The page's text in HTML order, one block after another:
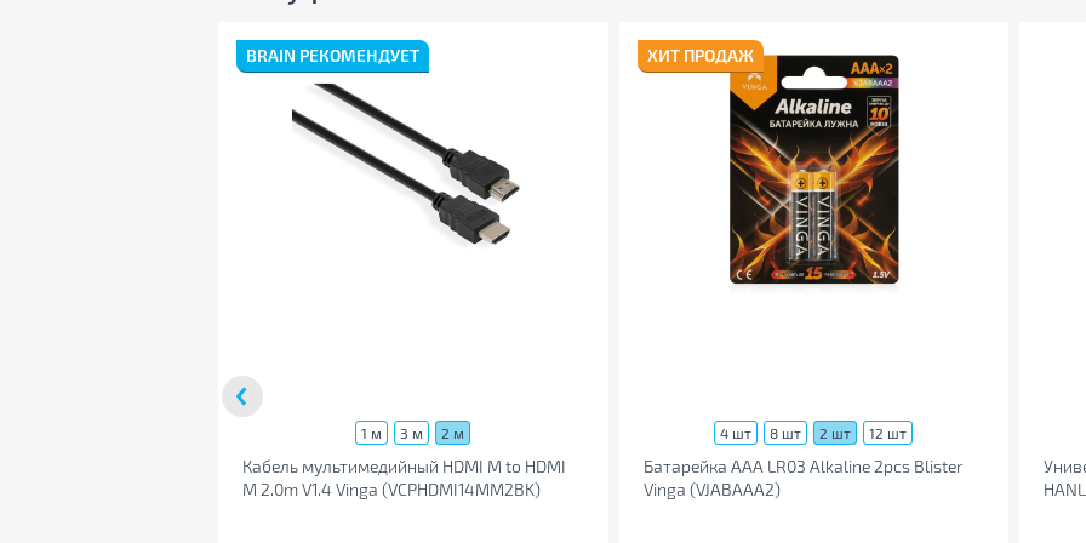
BRAIN РЕКОМЕНДУЕТ
1 м 3 м 2 м
Кабель мультимедийный HDMI M to HDMI
M 2.0m V1.4 Vinga (VCPHDMI14MM2BK)
ХИТ ПРОДАЖ
4 шт 8 шт 2 шт 12 шт
Батарейка AAA LR03 Alkaline 2pcs Blister
Vinga (VJABAAA2)